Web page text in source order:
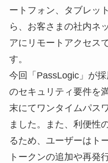
ートフォン、タブレッ
ら、お客さまの社内ネ
アにリモートアクセス
す。
今回「PassLogic」が
のセキュリティ要件を
末にてワンタイムパス
ました。また、利便性
るため、ユーザーはト
トークンの追加や再発